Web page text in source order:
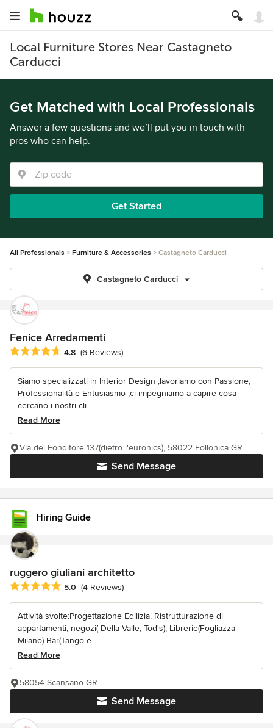
Local Furniture Stores Near Castagneto
Carducci
Get Matched with Local Professionals
Answer a few questions and we’ll put you in touch with
pros who can help.
Get Started
All Professionals Furniture & Accessories Castagneto Carducci
Castagneto Carducci
Fenice Arredamenti
Average rating: 4.8 out of 5 stars
4.8 (6 Reviews)
Siamo specializzati in Interior Design ,lavoriamo con Passione,
Professionalità e Entusiasmo ,ci impegniamo a capire cosa
cercano i nostri cli...
Read More
Send Message
Via del Fonditore 137(dietro l'euronics), 58022 Follonica GR
Hiring Guide
ruggero giuliani architetto
Average rating: 5 out of 5 stars
5.0 (4 Reviews)
Attività svolte:Progettazione Edilizia, Ristrutturazione di
appartamenti, negozi( Della Valle, Tod's), Librerie(Fogliazza
Milano) Bar(Tango e...
Read More
Send Message
58054 Scansano GR